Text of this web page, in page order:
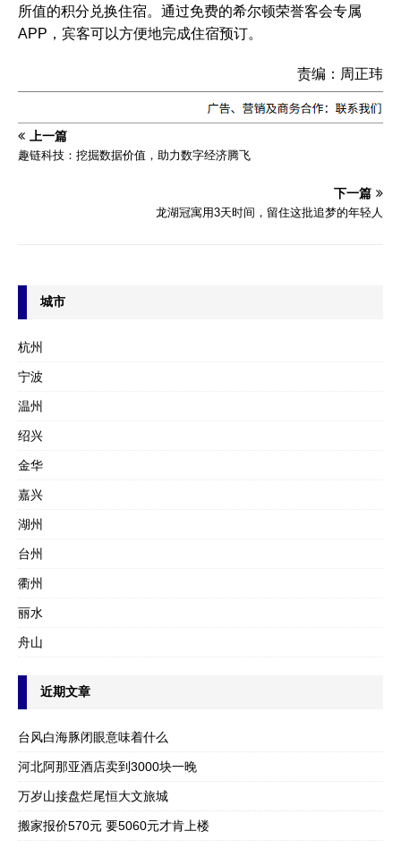
所值的积分兑换住宿。通过免费的希尔顿荣誉客会专属
APP，宾客可以方便地完成住宿预订。
责编：周正玮
上一篇
趣链科技：挖掘数据价值，助力数字经济腾飞
下一篇
龙湖冠寓用3天时间，留住这批追梦的年轻人
城市
杭州
宁波
温州
绍兴
金华
嘉兴
湖州
台州
衢州
丽水
舟山
近期文章
台风白海豚闭眼意味着什么
河北阿那亚酒店卖到3000块一晚
万岁山接盘烂尾恒大文旅城
搬家报价570元 要5060元才肯上楼